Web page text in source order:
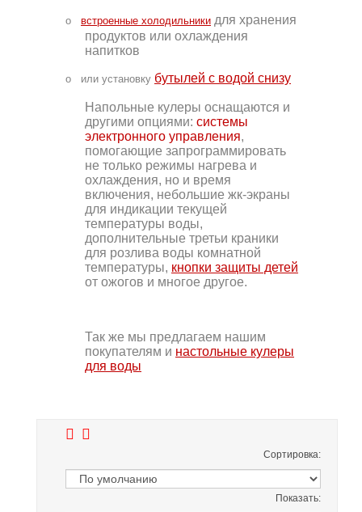
o встроенные холодильники для хранения
продуктов или охлаждения
напитков
o или установку бутылей с водой снизу
Напольные кулеры оснащаются и
другими опциями: системы
электронного управления,
помогающие запрограммировать
не только режимы нагрева и
охлаждения, но и время
включения, небольшие жк-экраны
для индикации текущей
температуры воды,
дополнительные третьи краники
для розлива воды комнатной
температуры, кнопки защиты детей
от ожогов и многое другое.
Так же мы предлагаем нашим
покупателям и настольные кулеры
для воды
Сортировка:
Показать: